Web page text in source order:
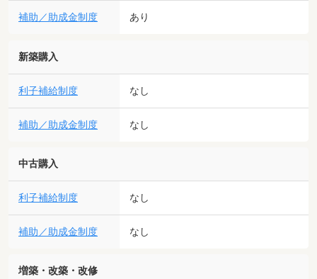
補助／助成金制度 あり
新築購入
利子補給制度 なし
補助／助成金制度 なし
中古購入
利子補給制度 なし
補助／助成金制度 なし
増築・改築・改修